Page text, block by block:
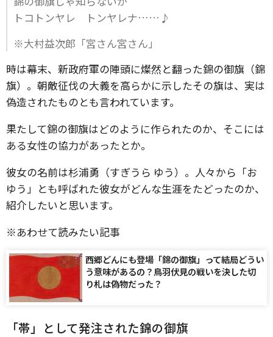
トコトンヤレ トンヤレナ……♪
※大村益次郎「宮さん宮さん」
時は幕末、新政府軍の陣頭に燦然と翻った錦の御旗（錦
旗）。朝敵征伐の大義を高らかに示したその旗は、実は
偽造されたものとも言われています。
果たして錦の御旗はどのように作られたのか、そこには
ある女性の協力があったとか。
彼女の名前は杉浦勇（すぎうら ゆう）。人々から「お
ゆう」とも呼ばれた彼女がどんな生涯をたどったのか、
紹介したいと思います。
※あわせて読みたい記事
西郷どんにも登場「錦の御旗」って結局どうい
う意味があるの？鳥羽伏見の戦いを決した切
り札は偽物だった？
「帯」として発注された錦の御旗